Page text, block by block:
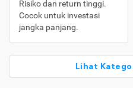
Risiko dan return tinggi.
Cocok untuk investasi
jangka panjang.
Lihat